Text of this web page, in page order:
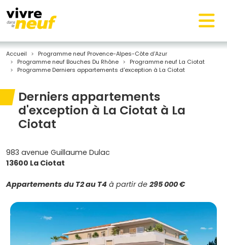
Accueil
Programme neuf Provence-Alpes-Côte d'Azur
Programme neuf Bouches Du Rhône
Programme neuf La Ciotat
Programme Derniers appartements d'exception à La Ciotat
Derniers appartements
d'exception à La Ciotat à La
Ciotat
983 avenue Guillaume Dulac
13600 La Ciotat
Appartements du T2 au T4 à partir de 295 000 €